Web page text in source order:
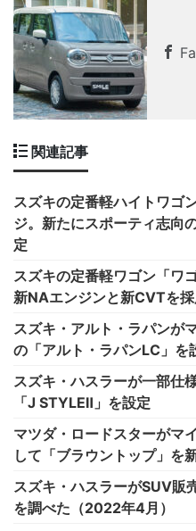
関連記事
スズキの定番軽ハイトワゴ
ジ。新たにスポーティ志向
定
スズキの定番軽ワゴン「ワ
新NAエンジンと新CVTを
スズキ・アルト・ラパンが
の「アルト・ラパンLC」を
スズキ・ハスラーが一部仕
「J STYLEⅡ」を設定
マツダ・ロードスターがマ
して「ブラウントップ」を
スズキ・ハスラーがSUV販
を調べた（2022年4月）